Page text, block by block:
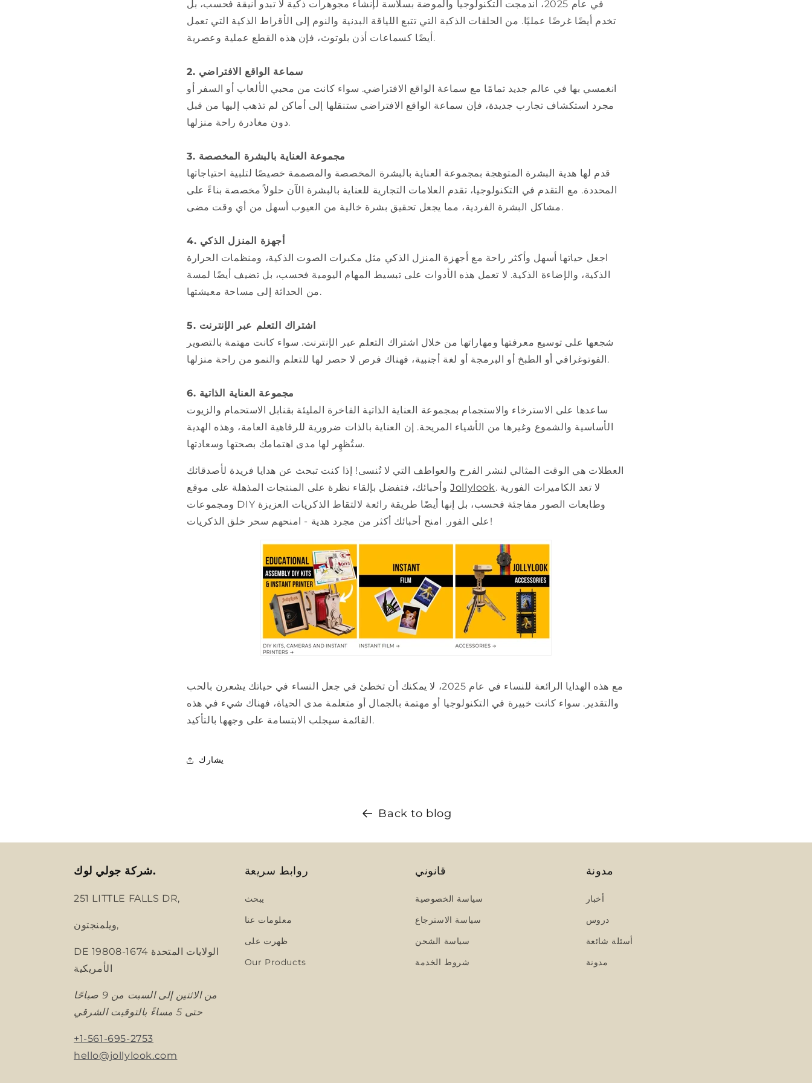
في عام 2025، اندمجت التكنولوجيا والموضة بسلاسة لإنشاء مجوهرات ذكية لا تبدو أنيقة فحسب، بل
تخدم أيضًا غرضًا عمليًا. من الحلقات الذكية التي تتبع اللياقة البدنية والنوم إلى الأقراط الذكية التي تعمل
أيضًا كسماعات أذن بلوتوث، فإن هذه القطع عملية وعصرية.
2. سماعة الواقع الافتراضي
انغمسي بها في عالم جديد تمامًا مع سماعة الواقع الافتراضي. سواء كانت من محبي الألعاب أو السفر أو
مجرد استكشاف تجارب جديدة، فإن سماعة الواقع الافتراضي ستنقلها إلى أماكن لم تذهب إليها من قبل
دون مغادرة راحة منزلها.
3. مجموعة العناية بالبشرة المخصصة
قدم لها هدية البشرة المتوهجة بمجموعة العناية بالبشرة المخصصة والمصممة خصيصًا لتلبية احتياجاتها
المحددة. مع التقدم في التكنولوجيا، تقدم العلامات التجارية للعناية بالبشرة الآن حلولاً مخصصة بناءً على
مشاكل البشرة الفردية، مما يجعل تحقيق بشرة خالية من العيوب أسهل من أي وقت مضى.
4. أجهزة المنزل الذكي
اجعل حياتها أسهل وأكثر راحة مع أجهزة المنزل الذكي مثل مكبرات الصوت الذكية، ومنظمات الحرارة
الذكية، والإضاءة الذكية. لا تعمل هذه الأدوات على تبسيط المهام اليومية فحسب، بل تضيف أيضًا لمسة
من الحداثة إلى مساحة معيشتها.
5. اشتراك التعلم عبر الإنترنت
شجعها على توسيع معرفتها ومهاراتها من خلال اشتراك التعلم عبر الإنترنت. سواء كانت مهتمة بالتصوير
الفوتوغرافي أو الطبخ أو البرمجة أو لغة أجنبية، فهناك فرص لا حصر لها للتعلم والنمو من راحة منزلها.
6. مجموعة العناية الذاتية
ساعدها على الاسترخاء والاستجمام بمجموعة العناية الذاتية الفاخرة المليئة بقنابل الاستحمام والزيوت
الأساسية والشموع وغيرها من الأشياء المريحة. إن العناية بالذات ضرورية للرفاهية العامة، وهذه الهدية
ستُظهِر لها مدى اهتمامك بصحتها وسعادتها.
العطلات هي الوقت المثالي لنشر الفرح والعواطف التي لا تُنسى! إذا كنت تبحث عن هدايا فريدة لأصدقائك
وأحبائك، فتفضل بإلقاء نظرة على المنتجات المذهلة على موقعJollylook. لا تعد الكاميرات الفورية
ومجموعات DIY وطابعات الصور مفاجئة فحسب، بل إنها أيضًا طريقة رائعة لالتقاط الذكريات العزيزة
على الفور. امنح أحبائك أكثر من مجرد هدية - امنحهم سحر خلق الذكريات!
مع هذه الهدايا الرائعة للنساء في عام 2025، لا يمكنك أن تخطئ في جعل النساء في حياتك يشعرن بالحب
والتقدير. سواء كانت خبيرة في التكنولوجيا أو مهتمة بالجمال أو متعلمة مدى الحياة، فهناك شيء في هذه
القائمة سيجلب الابتسامة على وجهها بالتأكيد.
يشارك
Back to blog
شركة جولي لوك.
251 LITTLE FALLS DR,
ويلمنجتون,
DE 19808-1674 الولايات المتحدة
الأمريكية
من الاثنين إلى السبت من 9 صباحًا
حتى 5 مساءً بالتوقيت الشرقي
+1-561-695-2753
hello@jollylook.com
روابط سريعة
يبحث
معلومات عنا
ظهرت على
Our Products
قانوني
سياسة الخصوصية
سياسة الاسترجاع
سياسة الشحن
شروط الخدمة
مدونة
أخبار
دروس
أسئلة شائعة
مدونة